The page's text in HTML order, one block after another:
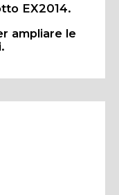
EX2014.
ampliare le